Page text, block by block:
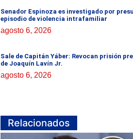
Senador Espinoza es investigado por
episodio de violencia intrafamiliar
agosto 6, 2026
Sale de Capitán Yáber: Revocan prisión
de Joaquín Lavín Jr.
agosto 6, 2026
Relacionados